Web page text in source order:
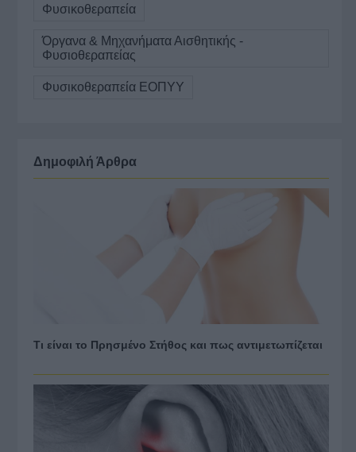
Φυσικοθεραπεία
Όργανα & Μηχανήματα Αισθητικής -
Φυσιοθεραπείας
Φυσικοθεραπεία ΕΟΠΥΥ
Δημοφιλή Άρθρα
Τι είναι το Πρησμένο Στήθος και πως αντιμετωπίζεται